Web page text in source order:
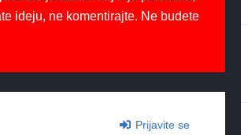
ideju, ne komentirajte. Ne budete
Prijavite se